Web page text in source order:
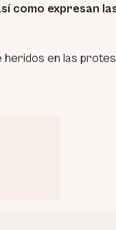
como expresan
heridos en las